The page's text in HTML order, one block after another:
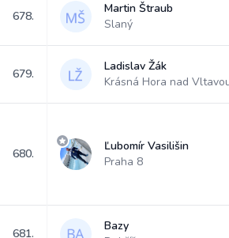
678.
Martin Štraub
Slaný
679.
Ladislav Žák
Krásná Hora nad
680.
Ľubomír Vasilišin
Praha 8
681.
Bazy